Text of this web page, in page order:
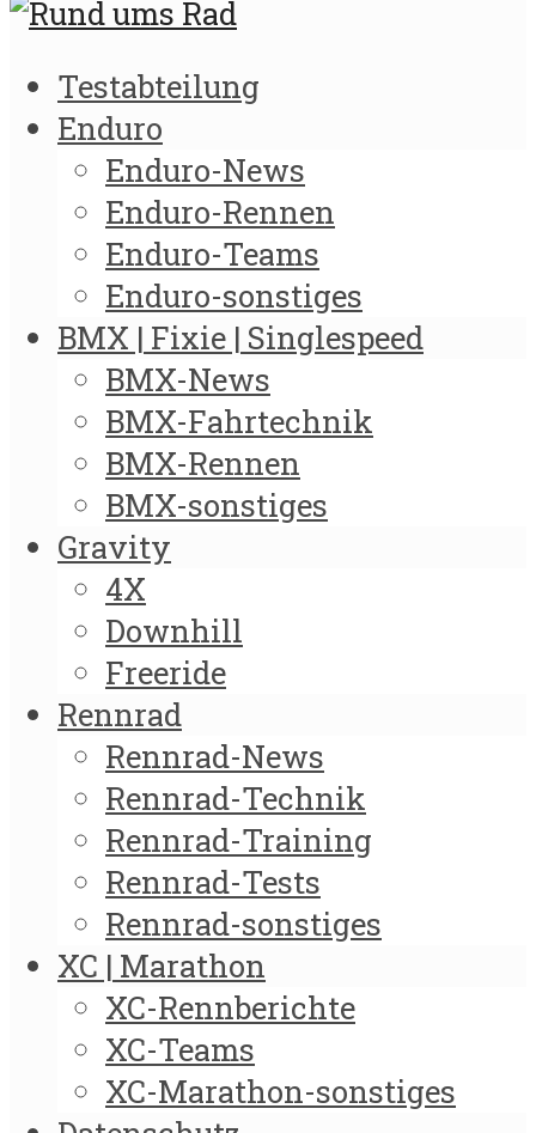
Testabteilung
Enduro
Enduro-News
Enduro-Rennen
Enduro-Teams
Enduro-sonstiges
BMX | Fixie | Singlespeed
BMX-News
BMX-Fahrtechnik
BMX-Rennen
BMX-sonstiges
Gravity
4X
Downhill
Freeride
Rennrad
Rennrad-News
Rennrad-Technik
Rennrad-Training
Rennrad-Tests
Rennrad-sonstiges
XC | Marathon
XC-Rennberichte
XC-Teams
XC-Marathon-sonstiges